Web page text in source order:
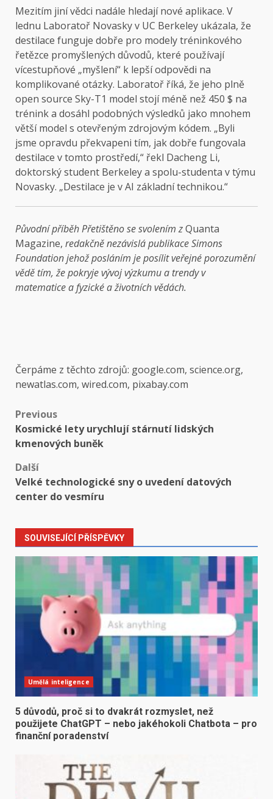
Mezitím jiní vědci nadále hledají nové aplikace. V
lednu Laboratoř Novasky v UC Berkeley ukázala, že
destilace funguje dobře pro modely tréninkového
řetězce promyšlených důvodů, které používají
vícestupňové „myšlení“ k lepší odpovědi na
komplikované otázky. Laboratoř říká, že jeho plně
open source Sky-T1 model stojí méně než 450 $ na
trénink a dosáhl podobných výsledků jako mnohem
větší model s otevřeným zdrojovým kódem. „Byli
jsme opravdu překvapeni tím, jak dobře fungovala
destilace v tomto prostředí,“ řekl Dacheng Li,
doktorský student Berkeley a spolu-studenta v týmu
Novasky. „Destilace je v AI základní technikou.“
Původní příběhPřetištěno se svolením zQuanta
Magazine, redakčně nezávislá publikaceSimons
Foundationjehož posláním je posílit veřejné porozumění
vědě tím, že pokryje vývoj výzkumu a trendy v
matematice a fyzické a životních vědách.
Čerpáme z těchto zdrojů: google.com, science.org,
newatlas.com, wired.com, pixabay.com
Post
navigation
Previous
Kosmické lety urychlují stárnutí lidských
kmenových buněk
Další
Velké technologické sny o uvedení datových
center do vesmíru
SOUVISEJÍCÍ PŘÍSPĚVKY
Umělá inteligence
5 důvodů, proč si to dvakrát rozmyslet, než
použijete ChatGPT – nebo jakéhokoli Chatbota – pro
finanční poradenství